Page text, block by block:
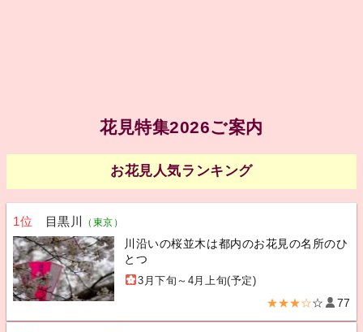
花見特集2026ご案内
お花見人気ランキング
1位 目黒川 （東京）
川沿いの桜並木は都内のお花見の名所のひ
とつ
3月下旬～4月上旬(予定)
★★★☆☆ 77